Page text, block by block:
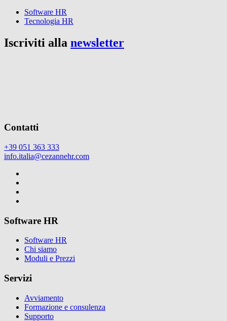
Software HR
Tecnologia HR
Iscriviti alla newsletter
Contatti
+39 051 363 333
info.italia@cezannehr.com
Software HR
Software HR
Chi siamo
Moduli e Prezzi
Servizi
Avviamento
Formazione e consulenza
Supporto